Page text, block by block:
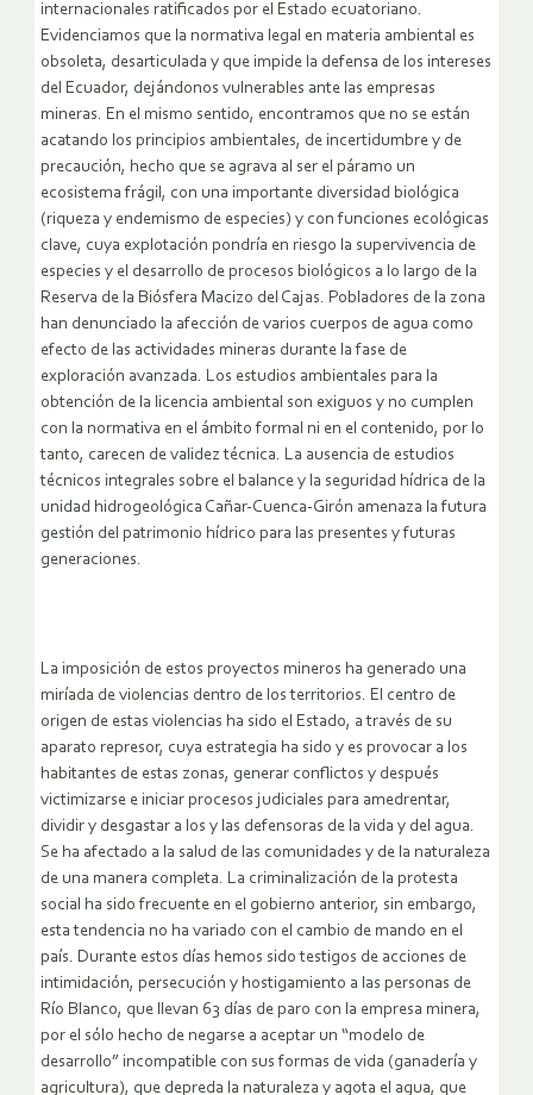
internacionales ratificados por el Estado ecuatoriano.
Evidenciamos que la normativa legal en materia ambiental es
obsoleta, desarticulada y que impide la defensa de los intereses
del Ecuador, dejándonos vulnerables ante las empresas
mineras. En el mismo sentido, encontramos que no se están
acatando los principios ambientales, de incertidumbre y de
precaución, hecho que se agrava al ser el páramo un
ecosistema frágil, con una importante diversidad biológica
(riqueza y endemismo de especies) y con funciones ecológicas
clave, cuya explotación pondría en riesgo la supervivencia de
especies y el desarrollo de procesos biológicos a lo largo de la
Reserva de la Biósfera Macizo del Cajas. Pobladores de la zona
han denunciado la afección de varios cuerpos de agua como
efecto de las actividades mineras durante la fase de
exploración avanzada. Los estudios ambientales para la
obtención de la licencia ambiental son exiguos y no cumplen
con la normativa en el ámbito formal ni en el contenido, por lo
tanto, carecen de validez técnica. La ausencia de estudios
técnicos integrales sobre el balance y la seguridad hídrica de la
unidad hidrogeológica Cañar-Cuenca-Girón amenaza la futura
gestión del patrimonio hídrico para las presentes y futuras
generaciones.
La imposición de estos proyectos mineros ha generado una
miríada de violencias dentro de los territorios. El centro de
origen de estas violencias ha sido el Estado, a través de su
aparato represor, cuya estrategia ha sido y es provocar a los
habitantes de estas zonas, generar conflictos y después
victimizarse e iniciar procesos judiciales para amedrentar,
dividir y desgastar a los y las defensoras de la vida y del agua.
Se ha afectado a la salud de las comunidades y de la naturaleza
de una manera completa. La criminalización de la protesta
social ha sido frecuente en el gobierno anterior, sin embargo,
esta tendencia no ha variado con el cambio de mando en el
país. Durante estos días hemos sido testigos de acciones de
intimidación, persecución y hostigamiento a las personas de
Río Blanco, que llevan 63 días de paro con la empresa minera,
por el sólo hecho de negarse a aceptar un “modelo de
desarrollo” incompatible con sus formas de vida (ganadería y
agricultura), que depreda la naturaleza y agota el agua, que